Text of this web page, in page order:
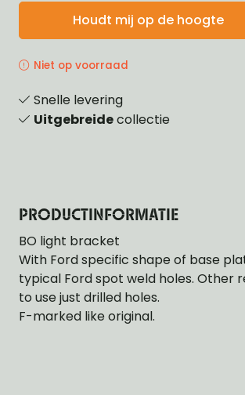
Houdt mij op de hoogte
Niet op voorraad
Snelle levering
Uitgebreidecollectie
PRODUCTINFORMATIE
BO light bracket
With Ford specific shape of base
typical Ford spot weld holes. Other
to use just drilled holes.
F-marked like original.